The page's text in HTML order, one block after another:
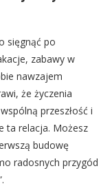
sięgnąć po
zabawy w
nawzajem
że życzenia
przeszłość i
ta relacja. Możesz
budowę
radosnych przygód